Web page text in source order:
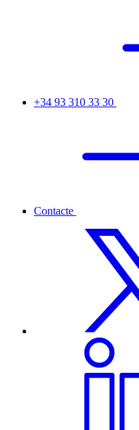
+34 93 310 33 30
Contacte